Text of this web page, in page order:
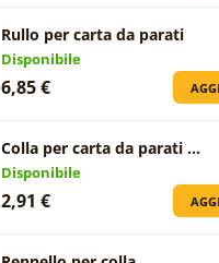
Rullo per carta da parati
Disponibile
6,85 €
Colla per carta da parati …
Disponibile
2,91 €